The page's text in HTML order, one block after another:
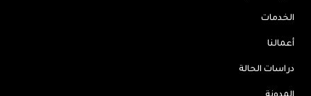
الخدمات
أعمالنا
دراسات الحالة